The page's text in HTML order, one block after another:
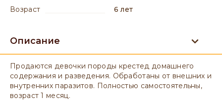
возраст 6 лет
Описание
Продаются девочки породы крестед домашнего
содержания и разведения. Обработаны от внешних и
внутренних паразитов. Полностью самостоятельны,
возраст 1 месяц.